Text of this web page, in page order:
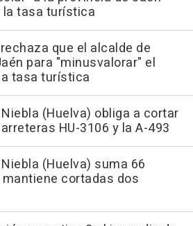
tasa turística
que el alcalde de
para "minusvalorar" el
tasa turística
(Huelva) obliga a cortar
HU-3106 y la A-493
(Huelva) suma 66
cortadas dos